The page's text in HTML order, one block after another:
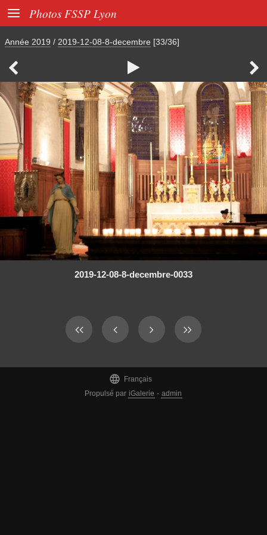
 Photos FSSP Lyon
Année 2019 / 2019-12-08-8-decembre [33/36]
  
2019-12-08-8-decembre-0033

Français
Propulsé par iGalerie - admin